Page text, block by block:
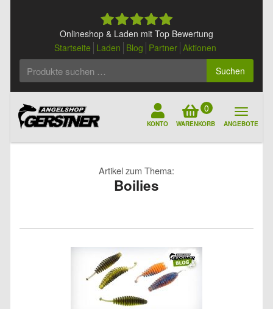
Onlineshop & Laden mit Top Bewertung
Startseite Laden Blog Partner Aktionen
Suchen
KONTO
0
WARENKORB ANGEBOTE
Artikel zum Thema:
Boilies